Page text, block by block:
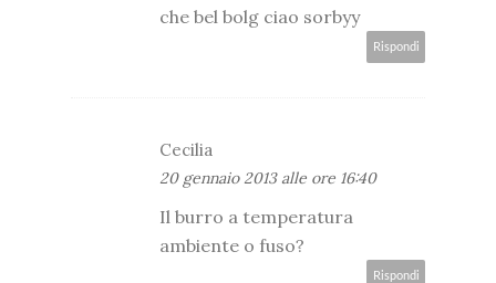
che bel bolg ciao sorbyy
Rispondi
Cecilia
20 gennaio 2013 alle ore 16:40
Il burro a temperatura
ambiente o fuso?
Rispondi